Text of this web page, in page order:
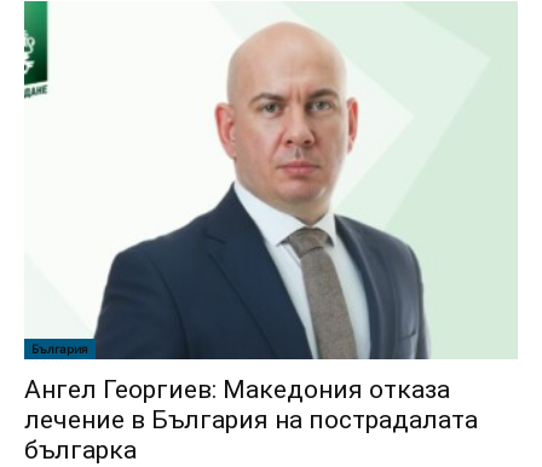
България
Ангел Георгиев: Македония отказа
лечение в България на пострадалата
българка